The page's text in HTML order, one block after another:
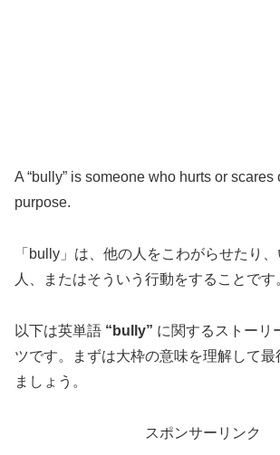
A “bully” is someone who hurts or scares
purpose.
「bully」は、他の人をこわがらせたり
人、またはそういう行動をすることです
以下は英単語 “bully” に関するストーリ
ツです。まずは大枠の意味を理解して最
ましょう。
スポンサーリンク